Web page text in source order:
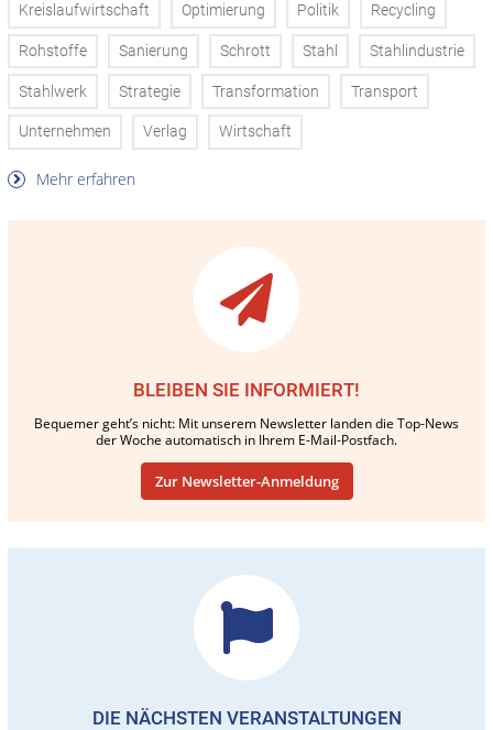
Kreislaufwirtschaft Optimierung Politik Recycling
Rohstoffe Sanierung Schrott Stahl Stahlindustrie
Stahlwerk Strategie Transformation Transport
Unternehmen Verlag Wirtschaft
Mehr erfahren
BLEIBEN SIE INFORMIERT!
Bequemer geht’s nicht: Mit unserem Newsletter landen die Top-News
der Woche automatisch in Ihrem E-Mail-Postfach.
Zur Newsletter-Anmeldung
DIE NÄCHSTEN VERANSTALTUNGEN